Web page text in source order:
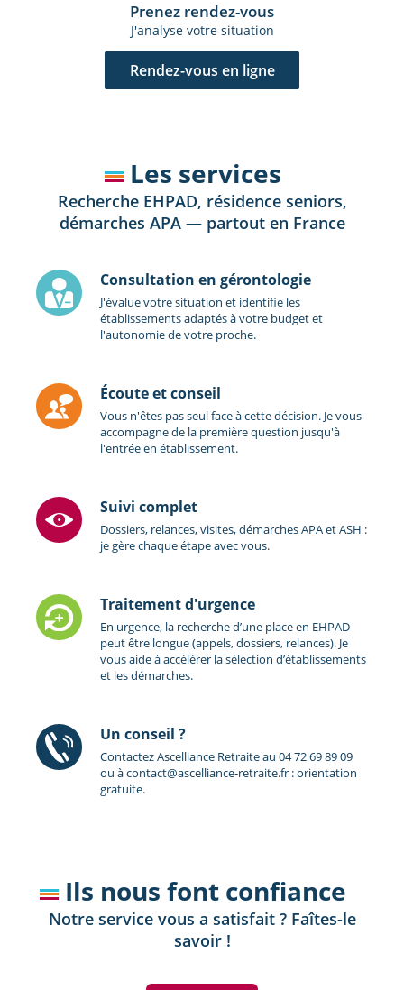
Prenez rendez-vous
J'analyse votre situation
Rendez-vous en ligne
Les services
Recherche EHPAD, résidence seniors,
démarches APA — partout en France
Consultation en gérontologie
J'évalue votre situation et identifie les
établissements adaptés à votre budget et
l'autonomie de votre proche.
Écoute et conseil
Vous n'êtes pas seul face à cette décision. Je vous
accompagne de la première question jusqu'à
l'entrée en établissement.
Suivi complet
Dossiers, relances, visites, démarches APA et ASH :
je gère chaque étape avec vous.
Traitement d'urgence
En urgence, la recherche d’une place en EHPAD
peut être longue (appels, dossiers, relances). Je
vous aide à accélérer la sélection d’établissements
et les démarches.
Un conseil ?
Contactez Ascelliance Retraite au 04 72 69 89 09
ou à contact@ascelliance-retraite.fr : orientation
gratuite.
Ils nous font confiance
Notre service vous a satisfait ? Faîtes-le
savoir !